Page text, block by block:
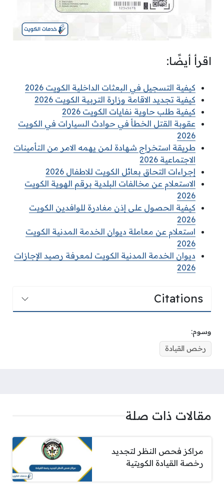
اقرأ أيضًا:
كيفية التسجيل في البعثات الداخلية الكويت 2026
كيفية تجديد الاقامة وزارة التربية الكويت 2026
كيفية طلب حاوية نفايات الكويت 2026
عقوبة القتل الخطأ في حوادث السيارات في الكويت
2026
طريقة استخراج شهادة لمن يهمه الامر من التأمينات
الاجتماعية 2026
إجراءات التحاق بعائل الكويت للاطفال 2026
الاستعلام عن مخالفات البلدية برقم الهوية الكويت
2026
كيفية الحصول على إذن مغادرة للوافدين الكويت
2026
استعلام عن معاملة ديوان الخدمة المدنية الكويت
2026
ديوان الخدمة المدنية الكويت لمعرفة رصيد الإجازات
2026
Citations
وسوم:
رخص القيادة
مقالات ذات صلة
مراكز فحص النظر لتجديد
رخصة القيادة الكويتية